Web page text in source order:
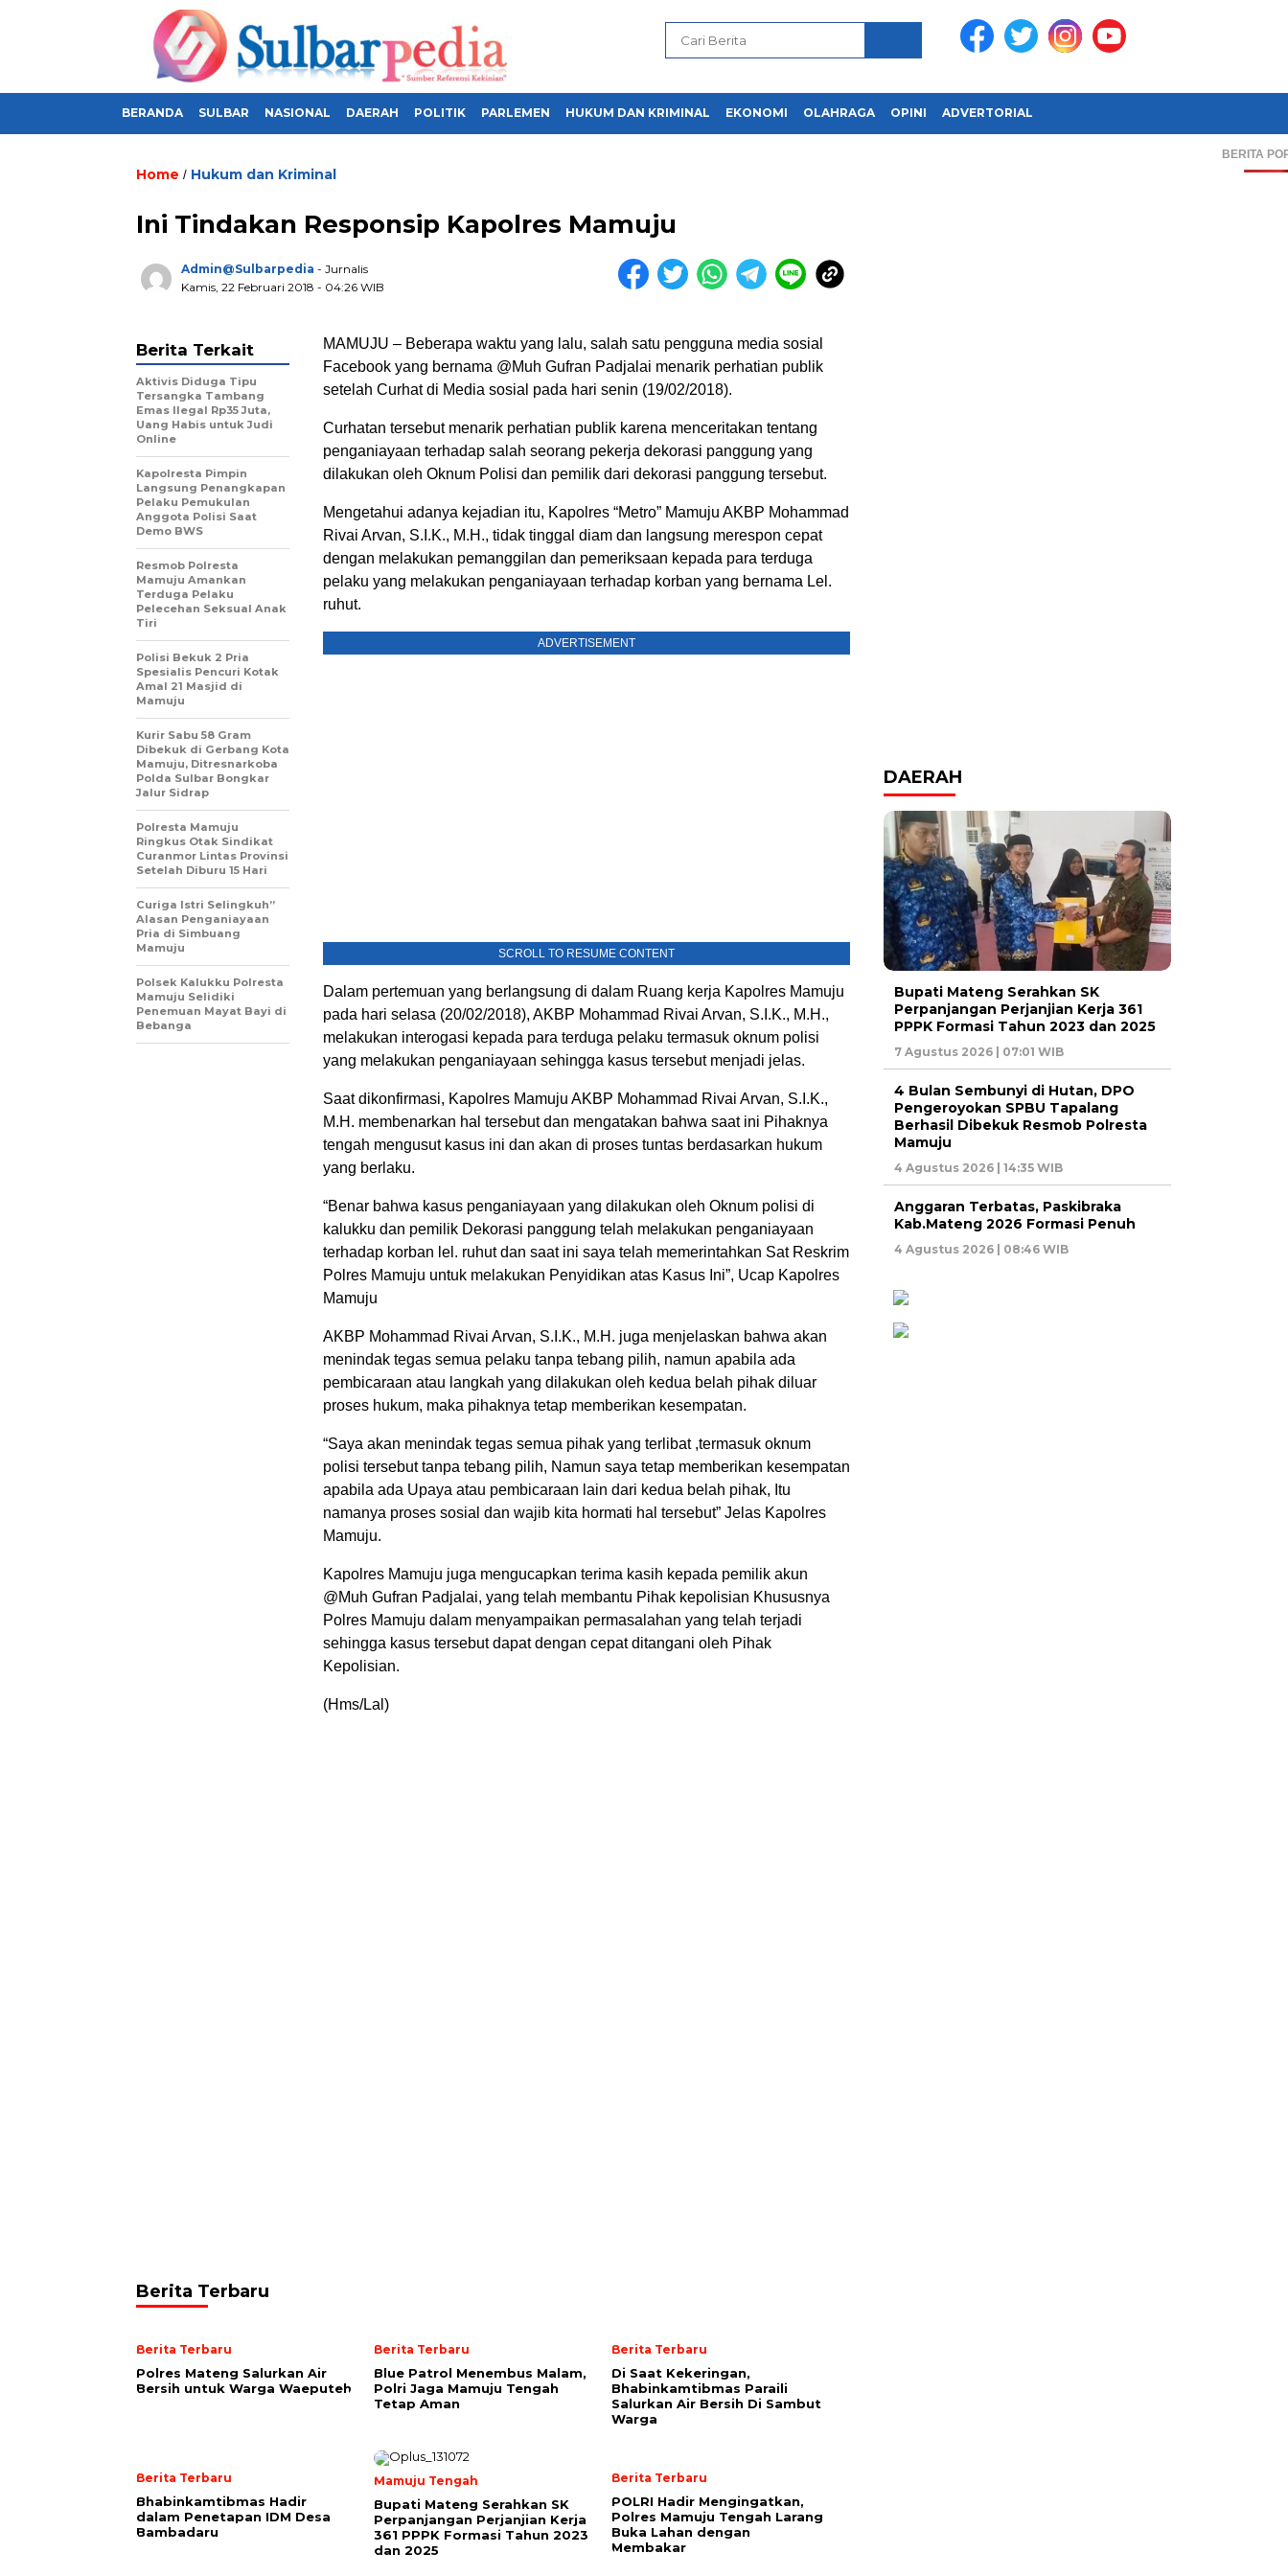
BERANDA SULBAR NASIONAL DAERAH POLITIK PARLEMEN HUKUM DAN KRIMINAL EKONOMI OLAHRAGA OPINI ADVERTORIAL
BERITA
Home / Hukum dan Kriminal
Ini Tindakan Responsip Kapolres Mamuju
Admin@sulbarpedia - Jurnalis
Kamis, 22 Februari 2018 - 04:26 WIB
MAMUJU – Beberapa waktu yang lalu, salah satu pengguna media sosial
Facebook yang bernama @Muh Gufran Padjalai menarik perhatian publik
setelah Curhat di Media sosial pada hari senin (19/02/2018).
Curhatan tersebut menarik perhatian publik karena menceritakan tentang
penganiayaan terhadap salah seorang pekerja dekorasi panggung yang
dilakukan oleh Oknum Polisi dan pemilik dari dekorasi panggung tersebut.
Mengetahui adanya kejadian itu, Kapolres “Metro” Mamuju AKBP Mohammad
Rivai Arvan, S.I.K., M.H., tidak tinggal diam dan langsung merespon cepat
dengan melakukan pemanggilan dan pemeriksaan kepada para terduga
pelaku yang melakukan penganiayaan terhadap korban yang bernama Lel.
ruhut.
ADVERTISEMENT
SCROLL TO RESUME CONTENT
Dalam pertemuan yang berlangsung di dalam Ruang kerja Kapolres Mamuju
pada hari selasa (20/02/2018), AKBP Mohammad Rivai Arvan, S.I.K., M.H.,
melakukan interogasi kepada para terduga pelaku termasuk oknum polisi
yang melakukan penganiayaan sehingga kasus tersebut menjadi jelas.
Saat dikonfirmasi, Kapolres Mamuju AKBP Mohammad Rivai Arvan, S.I.K.,
M.H. membenarkan hal tersebut dan mengatakan bahwa saat ini Pihaknya
tengah mengusut kasus ini dan akan di proses tuntas berdasarkan hukum
yang berlaku.
“Benar bahwa kasus penganiayaan yang dilakukan oleh Oknum polisi di
kalukku dan pemilik Dekorasi panggung telah melakukan penganiayaan
terhadap korban lel. ruhut dan saat ini saya telah memerintahkan Sat Reskrim
Polres Mamuju untuk melakukan Penyidikan atas Kasus Ini”, Ucap Kapolres
Mamuju
AKBP Mohammad Rivai Arvan, S.I.K., M.H. juga menjelaskan bahwa akan
menindak tegas semua pelaku tanpa tebang pilih, namun apabila ada
pembicaraan atau langkah yang dilakukan oleh kedua belah pihak diluar
proses hukum, maka pihaknya tetap memberikan kesempatan.
“Saya akan menindak tegas semua pihak yang terlibat ,termasuk oknum
polisi tersebut tanpa tebang pilih, Namun saya tetap memberikan kesempatan
apabila ada Upaya atau pembicaraan lain dari kedua belah pihak, Itu
namanya proses sosial dan wajib kita hormati hal tersebut” Jelas Kapolres
Mamuju.
Kapolres Mamuju juga mengucapkan terima kasih kepada pemilik akun
@Muh Gufran Padjalai, yang telah membantu Pihak kepolisian Khususnya
Polres Mamuju dalam menyampaikan permasalahan yang telah terjadi
sehingga kasus tersebut dapat dengan cepat ditangani oleh Pihak
Kepolisian.
(Hms/Lal)
Berita Terkait
Aktivis Diduga Tipu
Tersangka Tambang
Emas Ilegal Rp35 Juta,
Uang Habis untuk Judi
Online
Kapolresta Pimpin
Langsung Penangkapan
Pelaku Pemukulan
Anggota Polisi Saat
Demo BWS
Resmob Polresta
Mamuju Amankan
Terduga Pelaku
Pelecehan Seksual Anak
Tiri
Polisi Bekuk 2 Pria
Spesialis Pencuri Kotak
Amal 21 Masjid di
Mamuju
Kurir Sabu 58 Gram
Dibekuk di Gerbang Kota
Mamuju, Ditresnarkoba
Polda Sulbar Bongkar
Jalur Sidrap
Polresta Mamuju
Ringkus Otak Sindikat
Curanmor Lintas Provinsi
Setelah Diburu 15 Hari
Curiga Istri Selingkuh”
Alasan Penganiayaan
Pria di Simbuang
Mamuju
Polsek Kalukku Polresta
Mamuju Selidiki
Penemuan Mayat Bayi di
Bebanga
Berita Terbaru
Berita Terbaru
Polres Mateng Salurkan Air
Bersih untuk Warga Waeputeh
Berita Terbaru
Blue Patrol Menembus Malam,
Polri Jaga Mamuju Tengah
Tetap Aman
Berita Terbaru
Di Saat Kekeringan,
Bhabinkamtibmas Paraili
Salurkan Air Bersih Di Sambut
Warga
Berita Terbaru
Bhabinkamtibmas Hadir
dalam Penetapan IDM Desa
Bambadaru
Mamuju Tengah
Bupati Mateng Serahkan SK
Perpanjangan Perjanjian Kerja
361 PPPK Formasi Tahun 2023
dan 2025
Berita Terbaru
POLRI Hadir Mengingatkan,
Polres Mamuju Tengah Larang
Buka Lahan dengan
Membakar
DAERAH
Bupati Mateng Serahkan SK
Perpanjangan Perjanjian Kerja 361
PPPK Formasi Tahun 2023 dan 2025
7 Agustus 2026 | 07:01 WIB
4 Bulan Sembunyi di Hutan, DPO
Pengeroyokan SPBU Tapalang
Berhasil Dibekuk Resmob Polresta
Mamuju
4 Agustus 2026 | 14:35 WIB
Anggaran Terbatas, Paskibraka
Kab.Mateng 2026 Formasi Penuh
4 Agustus 2026 | 08:46 WIB